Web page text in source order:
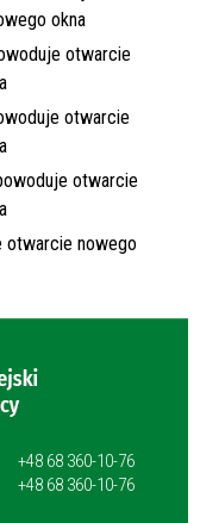
+48 68 360-10-76
+48 68 360-10-76